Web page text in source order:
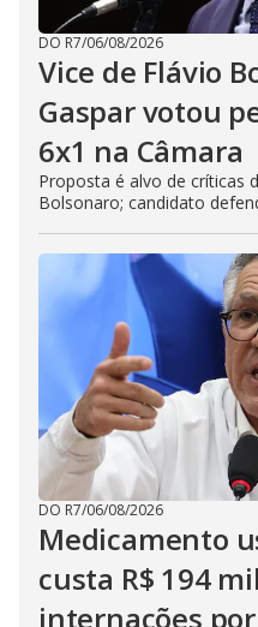
DO R7/06/08/2026
Vice de Flávio
Gaspar votou
6x1 na Câmara
Proposta é alvo de críticas
Bolsonaro; candidato
DO R7/06/08/2026
Medicamento
custa R$ 194
internações